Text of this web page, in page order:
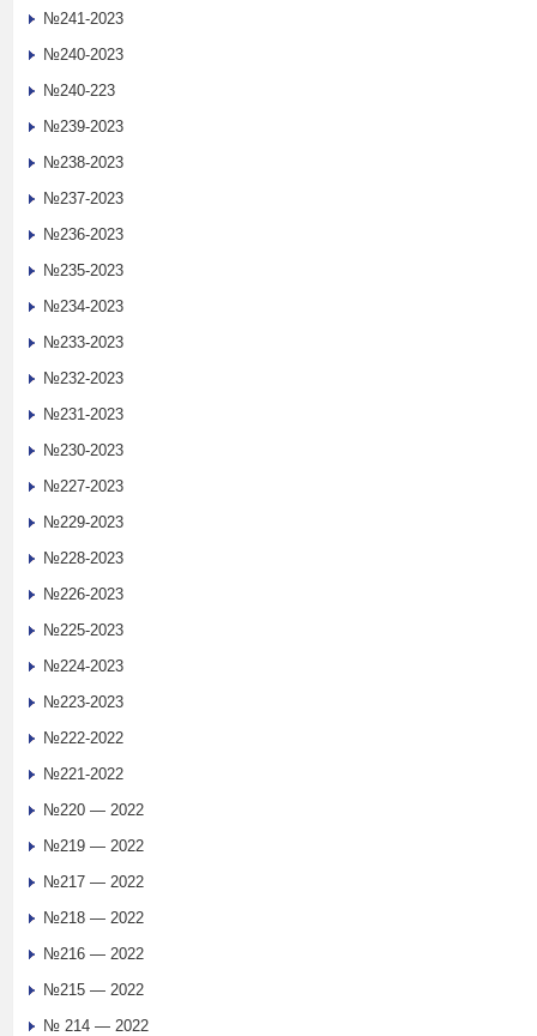
№241-2023
№240-2023
№240-223
№239-2023
№238-2023
№237-2023
№236-2023
№235-2023
№234-2023
№233-2023
№232-2023
№231-2023
№230-2023
№227-2023
№229-2023
№228-2023
№226-2023
№225-2023
№224-2023
№223-2023
№222-2022
№221-2022
№220 — 2022
№219 — 2022
№217 — 2022
№218 — 2022
№216 — 2022
№215 — 2022
№ 214 — 2022